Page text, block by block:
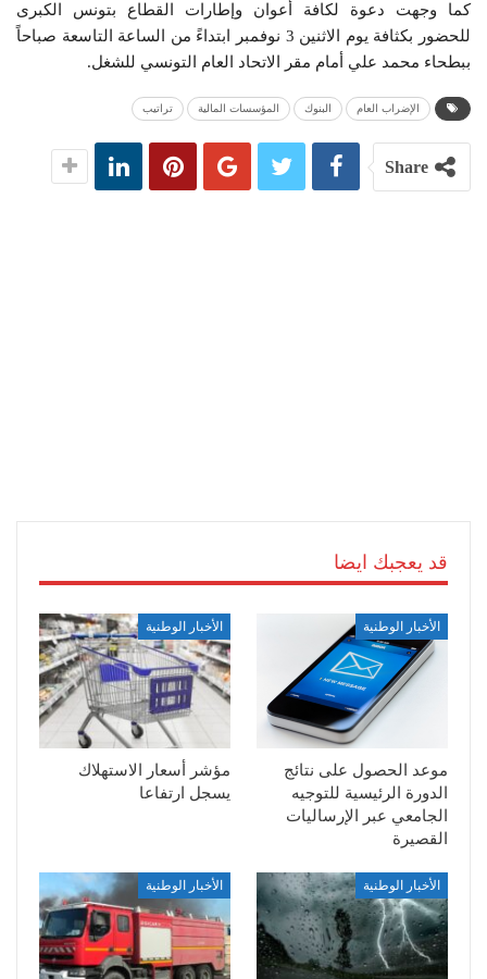
كما وجهت دعوة لكافة أعوان وإطارات القطاع بتونس الكبرى
للحضور بكثافة يوم الاثنين 3 نوفمبر ابتداءً من الساعة التاسعة صباحاً
ببطحاء محمد علي أمام مقر الاتحاد العام التونسي للشغل.
الإضراب العام البنوك المؤسسات المالية تراتيب
Share
قد يعجبك ايضا
الأخبار الوطنية
موعد الحصول على نتائج
الدورة الرئيسية للتوجيه
الجامعي عبر الإرساليات
القصيرة
الأخبار الوطنية
مؤشر أسعار الاستهلاك
يسجل ارتفاعا
الأخبار الوطنية الأخبار الوطنية